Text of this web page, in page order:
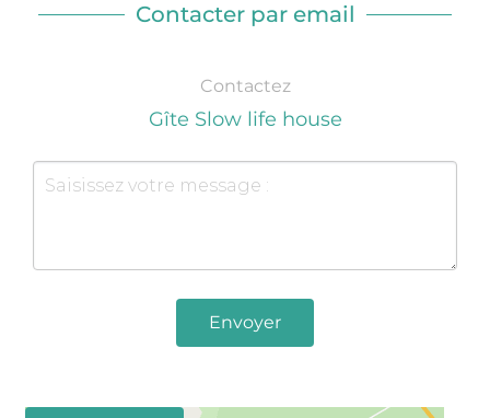
Contacter par email
Contactez
Gîte Slow life house
Envoyer